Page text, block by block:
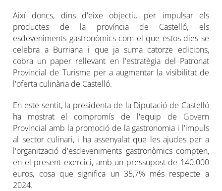
Així doncs, dins d'eixe objectiu per impulsar els
productes de la província de Castelló, els
esdeveniments gastronòmics com el que estos dies se
celebra a Burriana i que ja suma catorze edicions,
cobra un paper rellevant en l'estratègia del Patronat
Provincial de Turisme per a augmentar la visibilitat de
l'oferta culinària de Castelló.
En este sentit, la presidenta de la Diputació de Castelló
ha mostrat el compromís de l'equip de Govern
Provincial amb la promoció de la gastronomia i l'impuls
al sector culinari, i ha assenyalat que les ajudes per a
l'organització d'esdeveniments gastronòmics compten,
en el present exercici, amb un pressupost de 140.000
euros, cosa que significa un 35,7% més respecte a
2024.